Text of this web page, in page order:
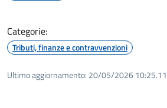
Categorie:
Tributi, finanze e contravvenzioni
Ultimo aggiornamento: 20/05/2026 10:25.11